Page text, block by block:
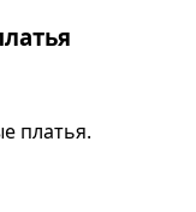
платья.